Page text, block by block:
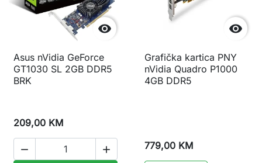

Asus nVidia GeForce
GT1030 SL 2GB DDR5
BRK
209,00 KM
 

Grafička kartica PNY
nVidia Quadro P1000
4GB DDR5
779,00 KM